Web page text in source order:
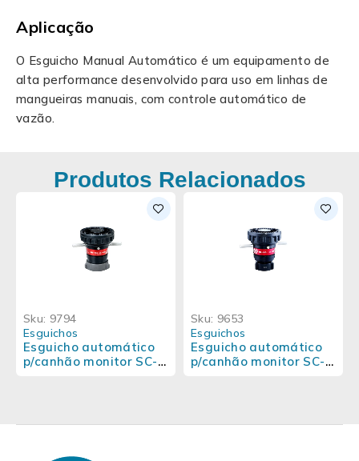
Aplicação
O Esguicho Manual Automático é um equipamento de
alta performance desenvolvido para uso em linhas de
mangueiras manuais, com controle automático de
vazão.
Produtos Relacionados
Sku: 9794
Esguichos
Esguicho automático
p/canhão monitor SC-
Sku: 9653
Esguichos
Esguicho automático
p/canhão monitor SC-